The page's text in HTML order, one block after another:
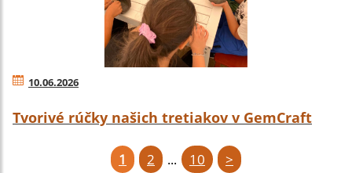
10.06.2026
Tvorivé rúčky našich tretiakov v GemCraft
1 2 ... 10 >